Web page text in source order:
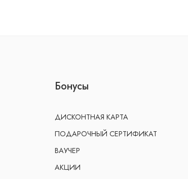
Бонусы
ДИСКОНТНАЯ КАРТА
ПОДАРОЧНЫЙ СЕРТИФИКАТ
ВАУЧЕР
АКЦИИ